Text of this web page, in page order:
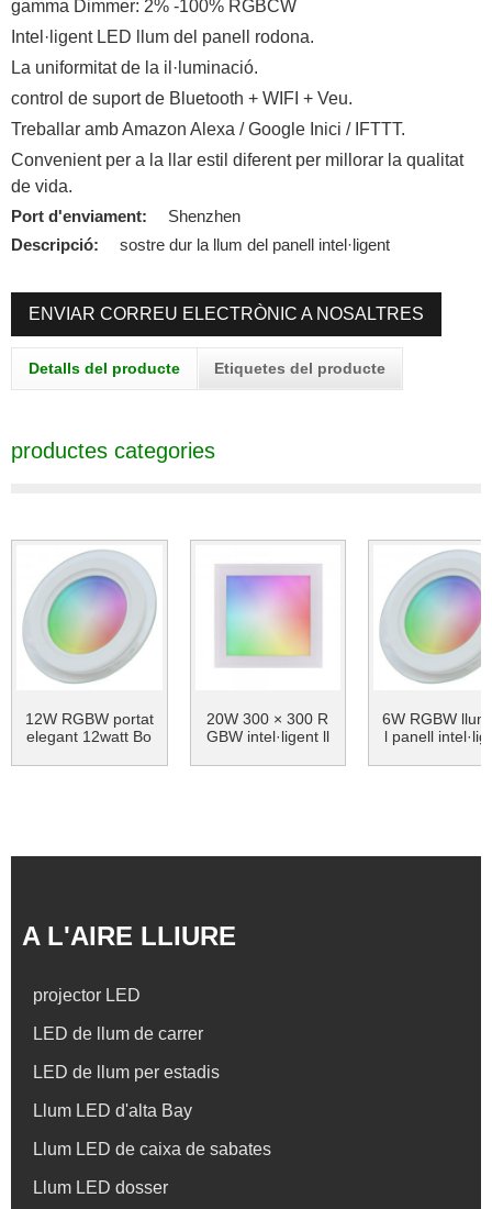
gamma Dimmer: 2% -100% RGBCW
Intel·ligent LED llum del panell rodona.
La uniformitat de la il·luminació.
control de suport de Bluetooth + WIFI + Veu.
Treballar amb Amazon Alexa / Google Inici / IFTTT.
Convenient per a la llar estil diferent per millorar la qualitat
de vida.
Port d'enviament:
Shenzhen
Descripció:
sostre dur la llum del panell intel·ligent
ENVIAR CORREU ELECTRÒNIC A NOSALTRES
Detalls del producte Etiquetes del producte
productes categories
12W RGBW portat
elegant 12watt Bo
...
20W 300 × 300 R
GBW intel·ligent ll
de colors ...
6W RGBW
l panell
e Smar ...
A L'AIRE LLIURE
projector LED
LED de llum de carrer
LED de llum per estadis
Llum LED d'alta Bay
Llum LED de caixa de sabates
Llum LED dosser